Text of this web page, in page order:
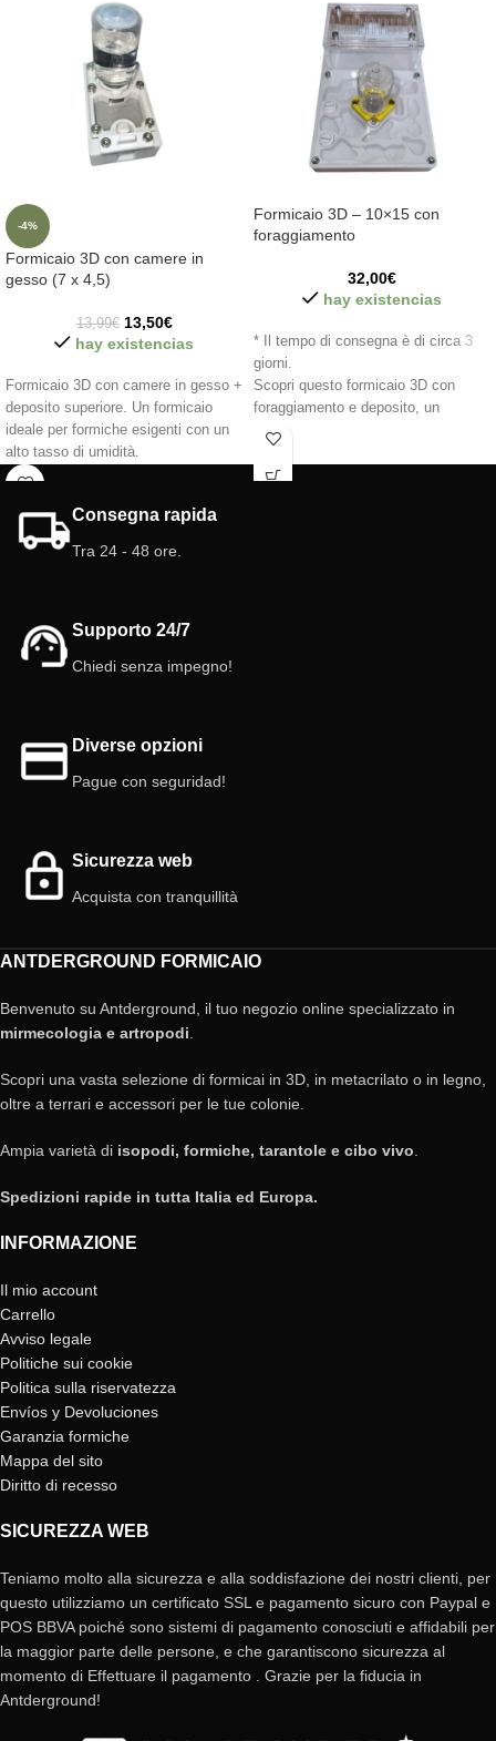
-4%
Formicaio 3D con camere in
gesso (7 x 4,5)
13,99€ 13,50€
hay existencias
Formicaio 3D con camere in gesso +
deposito superiore. Un formicaio
ideale per formiche esigenti con un
alto tasso di umidità.
Caratteristiche del formicaio:
Dimensioni: 7 cm x 4,5 cm.
Camere/Galleria: GESSO
Deposito: 35 ml (nuovo sistema di
Porta girevole
Formicaio 3D – 10×15 con
foraggiamento
32,00€
hay existencias
* Il tempo di consegna è di circa 3
giorni.
Scopri questo formicaio 3D con
foraggiamento e deposito, un
formicaio completo e realistico con
altezze/livelli. Testato con diverse
Consegna rapida
Tra 24 - 48 ore.
Supporto 24/7
Chiedi senza impegno!
Diverse opzioni
Pague con seguridad!
Sicurezza web
Acquista con tranquillità
ANTDERGROUND FORMICAIO
Benvenuto su Antderground, il tuo negozio online specializzato in
mirmecologia e artropodi
Scopri una vasta selezione di formicai in 3D, in metacrilato o in legno,
oltre a terrari e accessori per le tue colonie.
Ampia varietà di isopodi, formiche, tarantole e cibo vivo
Spedizioni rapide in tutta Italia ed Europa.
INFORMAZIONE
Il mio account
Carrello
Avviso legale
Politiche sui cookie
Politica sulla riservatezza
Envíos y Devoluciones
Garanzia formiche
Mappa del sito
Diritto di recesso
SICUREZZA WEB
Teniamo molto alla sicurezza e alla soddisfazione dei nostri clienti, per
questo utilizziamo un certificato SSL e pagamento sicuro con Paypal e
POS BBVA poiché sono sistemi di pagamento conosciuti e affidabili per
la maggior parte delle persone, e che garantiscono sicurezza al
momento di Effettuare il pagamento . Grazie per la fiducia in
Antderground!